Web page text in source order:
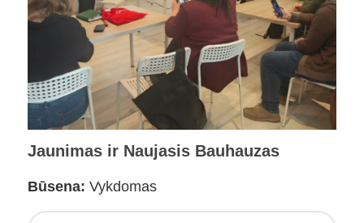
Jaunimas ir Naujasis Bauhauzas
Būsena: Vykdomas